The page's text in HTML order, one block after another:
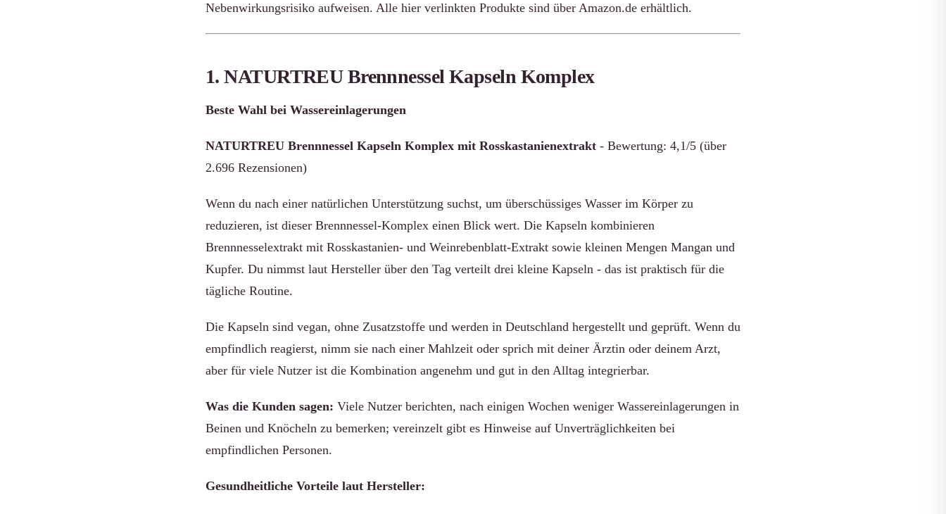
Nebenwirkungsrisiko aufweisen. Alle hier verlinkten Produkte sind über Amazon.de erhältlich.
1. NATURTREU Brennnessel Kapseln Komplex
Beste Wahl bei Wassereinlagerungen
NATURTREU Brennnessel Kapseln Komplex mit Rosskastanienextrakt - Bewertung: 4,1/5 (über
2.696 Rezensionen)
Wenn du nach einer natürlichen Unterstützung suchst, um überschüssiges Wasser im Körper zu
reduzieren, ist dieser Brennnessel-Komplex einen Blick wert. Die Kapseln kombinieren
Brennnesselextrakt mit Rosskastanien- und Weinrebenblatt-Extrakt sowie kleinen Mengen Mangan und
Kupfer. Du nimmst laut Hersteller über den Tag verteilt drei kleine Kapseln - das ist praktisch für die
tägliche Routine.
Die Kapseln sind vegan, ohne Zusatzstoffe und werden in Deutschland hergestellt und geprüft. Wenn du
empfindlich reagierst, nimm sie nach einer Mahlzeit oder sprich mit deiner Ärztin oder deinem Arzt,
aber für viele Nutzer ist die Kombination angenehm und gut in den Alltag integrierbar.
Was die Kunden sagen: Viele Nutzer berichten, nach einigen Wochen weniger Wassereinlagerungen in
Beinen und Knöcheln zu bemerken; vereinzelt gibt es Hinweise auf Unverträglichkeiten bei
empfindlichen Personen.
Gesundheitliche Vorteile laut Hersteller: